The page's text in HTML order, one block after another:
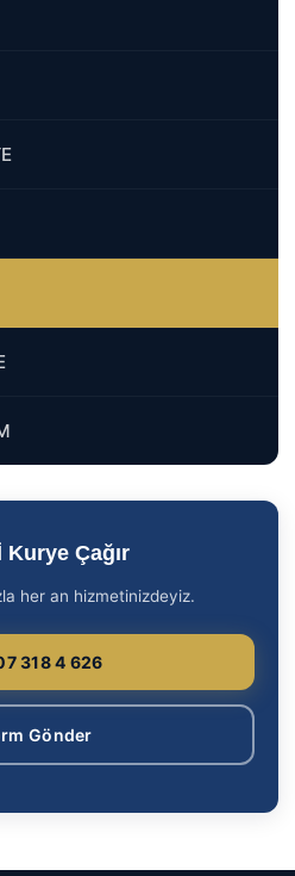
Kurye Çağır
her an hizmetinizdeyiz.
318 4 626
Gönder